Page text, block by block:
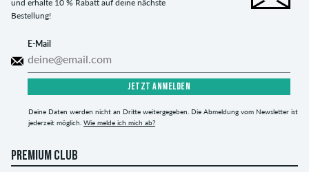
und erhalte 10 % Rabatt auf deine nächste
Bestellung!
E-Mail
JETZT ANMELDEN
Deine Daten werden nicht an Dritte weitergegeben. Die Abmeldung vom Newsletter ist
jederzeit möglich. Wie melde ich mich ab?
PREMIUM CLUB